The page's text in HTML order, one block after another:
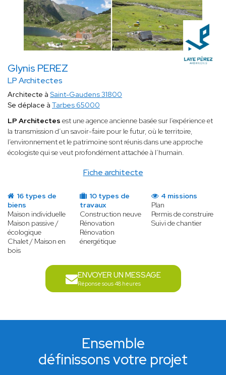
Glynis PEREZ
LP Architectes
Fiche architecte
Architecte à Saint-Gaudens 31800
Se déplace à Tarbes 65000
LP Architectes est une agence ancienne basée sur l’expérience et
la transmission d’un savoir-faire pour le futur, où le territoire,
l’environnement et le patrimoine sont réunis dans une approche
écologiste qui se veut profondément attachée à l’humain.
16 types de
biens
Maison individuelle
Maison passive /
écologique
Chalet / Maison en
bois
10 types de
travaux
Construction neuve
Rénovation
Rénovation
énergétique
4 missions
Plan
Permis de construire
Suivi de chantier
ENVOYER UN MESSAGE
Réponse sous 48 heures
Ensemble
définissons votre projet